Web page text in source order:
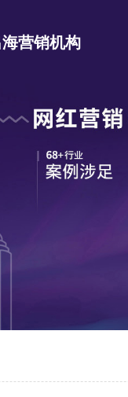
营销机构